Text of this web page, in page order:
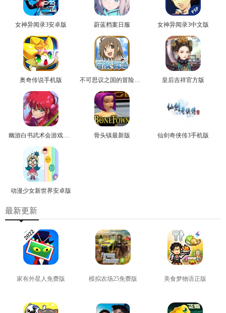
女神异闻录3安卓版 蔚蓝档案日服 女神异闻录3中文版
奥奇传说手机版 不可思议之国的冒险官方版 皇后吉祥官方版
幽游白书武术会游戏正版 骨头镇最新版 仙剑奇侠传3手机版
动漫少女新世界安卓版
最新更新
家有外星人免费版 模拟农场25免费版 美食梦物语正版